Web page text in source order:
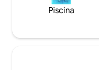
Piscina